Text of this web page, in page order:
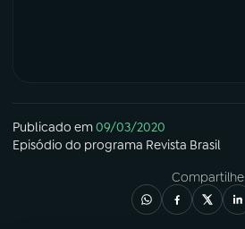
Publicado em09/03/2020
Episódio do programa Revista Brasil
Compartilhe